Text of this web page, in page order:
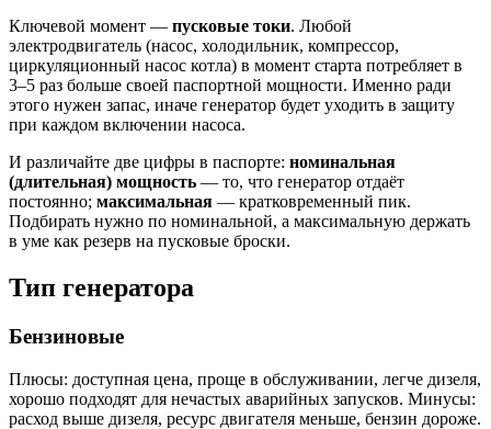
Ключевой момент — пусковые токи. Любой
электродвигатель (насос, холодильник, компрессор,
циркуляционный насос котла) в момент старта потребляет в
3–5 раз больше своей паспортной мощности. Именно ради
этого нужен запас, иначе генератор будет уходить в защиту
при каждом включении насоса.
И различайте две цифры в паспорте: номинальная
(длительная) мощность — то, что генератор отдаёт
постоянно; максимальная — кратковременный пик.
Подбирать нужно по номинальной, а максимальную держать
в уме как резерв на пусковые броски.
Тип генератора
Бензиновые
Плюсы: доступная цена, проще в обслуживании, легче дизеля,
хорошо подходят для нечастых аварийных запусков. Минусы:
расход выше дизеля, ресурс двигателя меньше, бензин дороже.